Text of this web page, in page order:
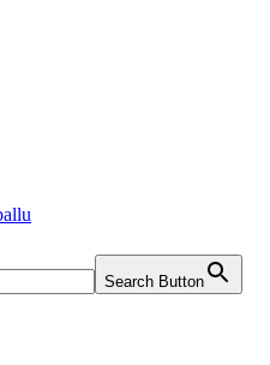
Search Button